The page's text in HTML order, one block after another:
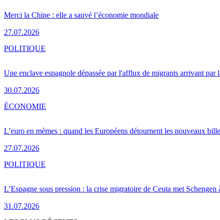
Merci la Chine : elle a sauvé l’économie mondiale
27.07.2026
Une enclave espagnole dépassée par l'afflux de migrants arrivant par
30.07.2026
POLITIQUE
L’euro en mèmes : quand les Européens détournent les nouveaux
27.07.2026
ÉCONOMIE
L’Espagne sous pression : la crise migratoire de Ceuta met Schengen
31.07.2026
POLITIQUE